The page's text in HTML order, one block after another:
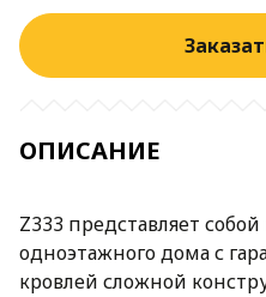
ОПИСАНИЕ
Z333 представляет
одноэтажного дома с
кровлей сложной